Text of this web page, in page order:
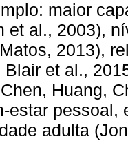
maior
et al., 2003),
2013),
Blair et al.,
Huang,
estar pessoal,
adulta